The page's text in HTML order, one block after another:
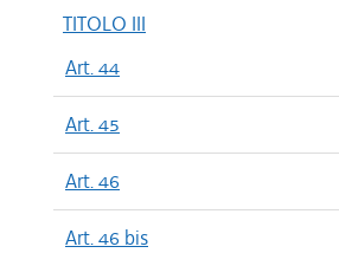
TITOLO III
Art. 44
Art. 45
Art. 46
Art. 46 bis